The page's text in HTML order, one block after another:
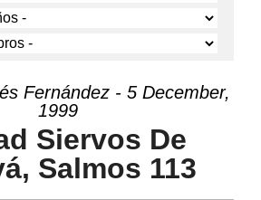
Fernández - 5 December,
1999
Siervos De
Salmos 113